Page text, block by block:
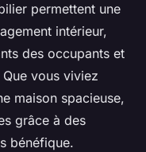
permettent une
intérieur,
des occupants et
vous viviez
maison spacieuse,
grâce à des
bénéfique.